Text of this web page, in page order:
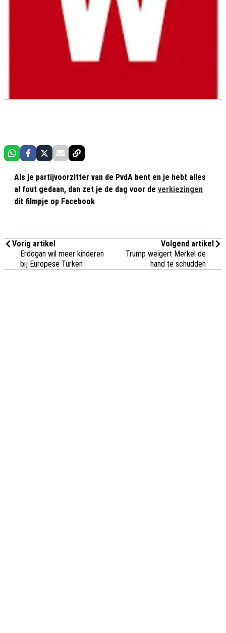
Als je partijvoorzitter van de PvdA bent en je hebt alles
al fout gedaan, dan zet je de dag voor de verkiezingen
dit filmpje op Facebook
Vorig artikel
Erdogan wil meer kinderen
bij Europese Turken
Volgend artikel
Trump weigert Merkel de
hand te schudden